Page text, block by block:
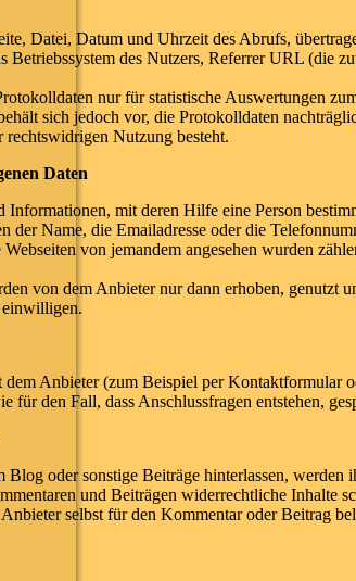
Datei, Datum und Uhrzeit des Abrufs,
Betriebssystem des Nutzers, Referrer URL (die
nur für statistische Auswertungen
sich jedoch vor, die Protokolldaten
rechtswidrigen Nutzung besteht.
Daten
Informationen, mit deren Hilfe eine Person
der Name, die Emailadresse oder die
von jemandem angesehen wurden
von dem Anbieter nur dann erhoben, genutzt
einwilligen.
Anbieter (zum Beispiel per Kontaktformular
für den Fall, dass Anschlussfragen entstehen,
oder sonstige Beiträge hinterlassen, werden
und Beiträgen widerrechtliche Inhalte
selbst für den Kommentar oder Beitrag